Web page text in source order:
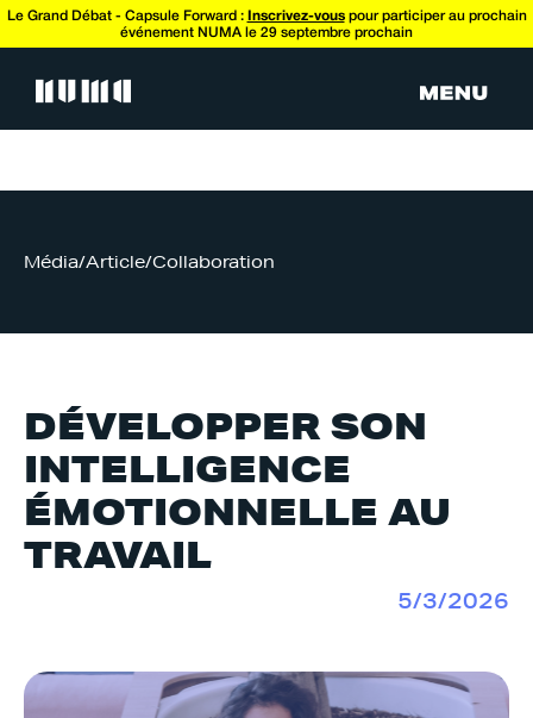
Le Grand Débat - Capsule Forward : Inscrivez-vouspour participer au prochain
événement NUMA le 29 septembre prochain
Média/Article/Collaboration
DÉVELOPPER SON
INTELLIGENCE
ÉMOTIONNELLE AU
TRAVAIL
5/3/2026